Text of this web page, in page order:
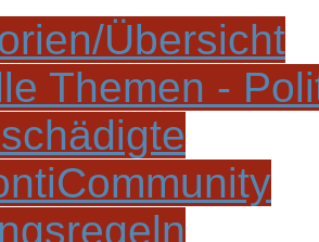
Übersicht
Themen -